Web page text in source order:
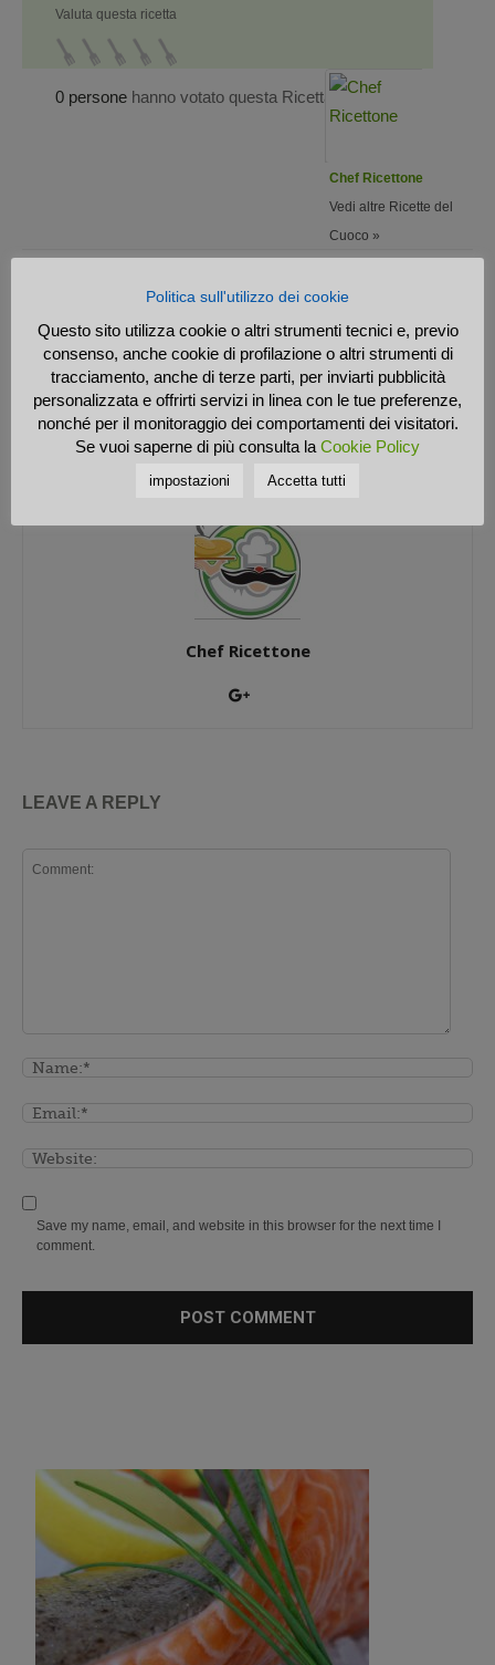
Valuta questa ricetta
0 persone hanno votato questa Ricetta
Chef Ricettone
Vedi altre Ricette del
Cuoco »
Previous article
Cestini con uova e bacon
Next article
Frappe di Carnevale
Chef Ricettone
LEAVE A REPLY
Save my name, email, and website in this browser for the next time I
comment.
Politica sull'utilizzo dei cookie
Questo sito utilizza cookie o altri strumenti tecnici e, previo
consenso, anche cookie di profilazione o altri strumenti di
tracciamento, anche di terze parti, per inviarti pubblicità
personalizzata e offrirti servizi in linea con le tue preferenze,
nonché per il monitoraggio dei comportamenti dei visitatori.
Se vuoi saperne di più consulta la Cookie Policy
impostazioni Accetta tutti